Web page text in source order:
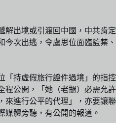
解出境或引渡回中國，中共肯定
今次出逃，令盧思位面臨監禁、
「持虛假旅行證件過境」的指控
程公開，「她（老撾）必需允許
來進行公平的代理」，亦要讓聯
媒體旁聽，有公開的報道。